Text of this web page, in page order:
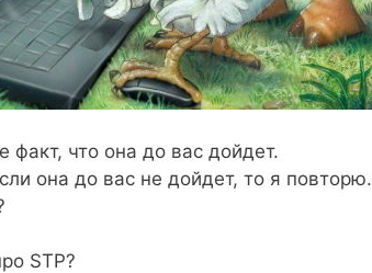
факт, что она до вас дойдет.
она до вас не дойдет, то я повторю.
STP?